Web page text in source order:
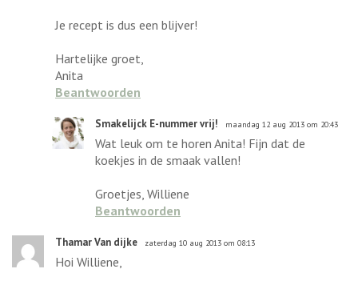
Je recept is dus een blijver!
Hartelijke groet,
Anita
Beantwoorden
Smakelijck E-nummer vrij! maandag 12 aug 2013 om 20:43
Wat leuk om te horen Anita! Fijn dat de
koekjes in de smaak vallen!
Groetjes, Williene
Beantwoorden
Thamar Van dijke zaterdag 10 aug 2013 om 08:13
Hoi Williene,